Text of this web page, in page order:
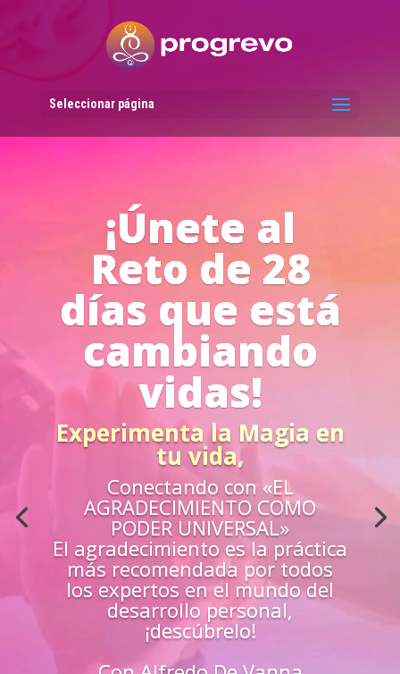
Seleccionar página
Líderes del
Progreso en
Acción
¿Sientes que no estás
preparado para los retos de la
vida?
Aprende«EN VIVO» de los mejores
guías y
maestros y superarte en todas las
áreas de tu vida
Únete y triunfa como un